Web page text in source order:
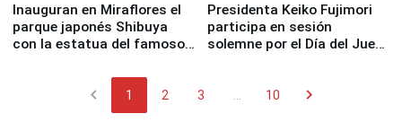
Inauguran en Miraflores el
parque japonés Shibuya
con la estatua del famoso
Presidenta Keiko Fujimori
participa en sesión
solemne por el Día del Juez
chevron_left 1 2 3 10 chevron_right